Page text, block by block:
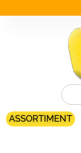
ASSORTIMENT